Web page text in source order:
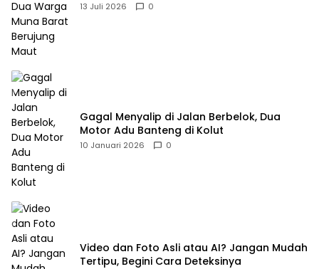
13 Juli 2026 0
Gagal Menyalip di Jalan Berbelok, Dua
Motor Adu Banteng di Kolut
10 Januari 2026 0
Video dan Foto Asli atau AI? Jangan Mudah
Tertipu, Begini Cara Deteksinya